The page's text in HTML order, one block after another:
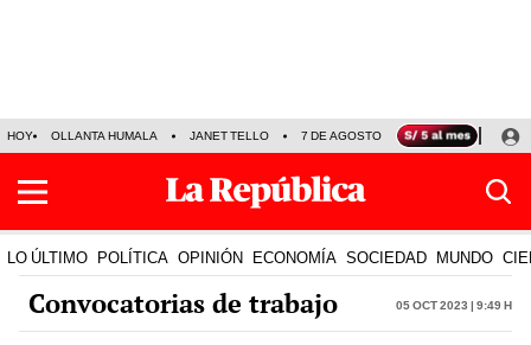
HOY OLLANTA HUMALA JANET TELLO 7 DE AGOSTO TINKA RESULTADOS
LO ÚLTIMO POLÍTICA OPINIÓN ECONOMÍA SOCIEDAD MUNDO
Convocatorias de trabajo 05 Oct 2023 | 9:49 h